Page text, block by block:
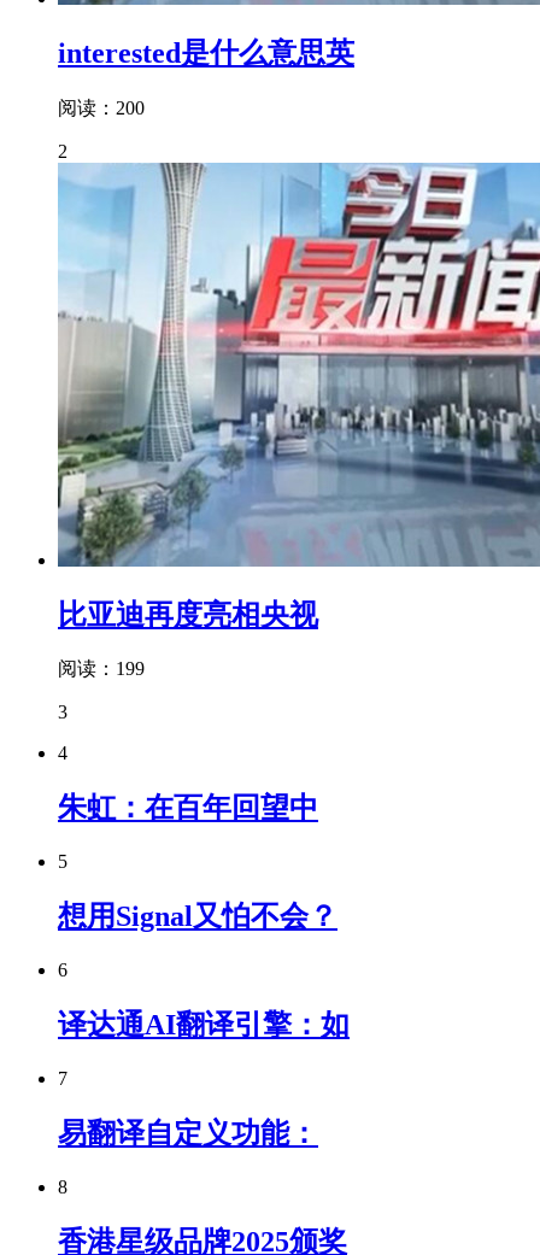
interested是什么意思英
阅读：200
2
比亚迪再度亮相央视
阅读：199
3
4
朱虹：在百年回望中
5
想用Signal又怕不会？
6
译达通AI翻译引擎：如
7
易翻译自定义功能：
8
香港星级品牌2025颁奖